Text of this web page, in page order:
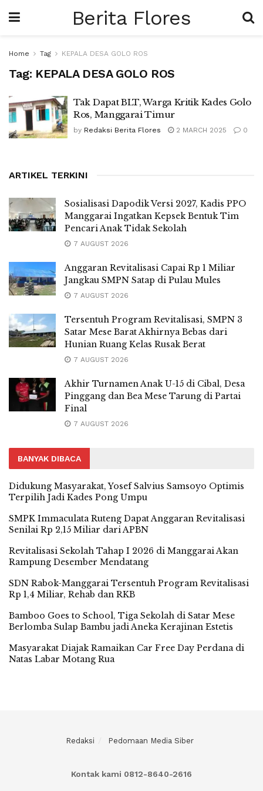
Berita Flores
Home Tag KEPALA DESA GOLO ROS
Tag: KEPALA DESA GOLO ROS
Tak Dapat BLT, Warga Kritik Kades Golo
Ros, Manggarai Timur
by Redaksi Berita Flores 2 MARCH 2025 0
ARTIKEL TERKINI
Sosialisasi Dapodik Versi 2027, Kadis PPO
Manggarai Ingatkan Kepsek Bentuk Tim
Pencari Anak Tidak Sekolah
7 AUGUST 2026
Anggaran Revitalisasi Capai Rp 1 Miliar
Jangkau SMPN Satap di Pulau Mules
7 AUGUST 2026
Tersentuh Program Revitalisasi, SMPN 3
Satar Mese Barat Akhirnya Bebas dari
Hunian Ruang Kelas Rusak Berat
7 AUGUST 2026
Akhir Turnamen Anak U-15 di Cibal, Desa
Pinggang dan Bea Mese Tarung di Partai
Final
7 AUGUST 2026
BANYAK DIBACA
Didukung Masyarakat, Yosef Salvius Samsoyo Optimis
Terpilih Jadi Kades Pong Umpu
SMPK Immaculata Ruteng Dapat Anggaran Revitalisasi
Senilai Rp 2,15 Miliar dari APBN
Revitalisasi Sekolah Tahap I 2026 di Manggarai Akan
Rampung Desember Mendatang
SDN Rabok-Manggarai Tersentuh Program Revitalisasi
Rp 1,4 Miliar, Rehab dan RKB
Bamboo Goes to School, Tiga Sekolah di Satar Mese
Berlomba Sulap Bambu jadi Aneka Kerajinan Estetis
Masyarakat Diajak Ramaikan Car Free Day Perdana di
Natas Labar Motang Rua
Redaksi Pedomaan Media Siber
Kontak kami 0812-8640-2616